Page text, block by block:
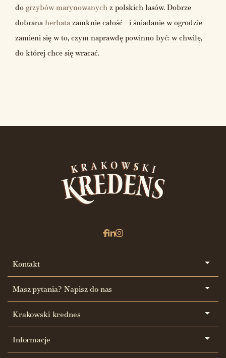
do grzybów marynowanych z polskich lasów. Dobrze
dobranaherbata zamknie całość - i śniadanie w ogrodzie
zamieni się w to, czym naprawdę powinno być: w chwilę,
do której chce się wracać.
Kontakt
Masz pytania? Napisz do nas
Krakowski krednes
Informacje